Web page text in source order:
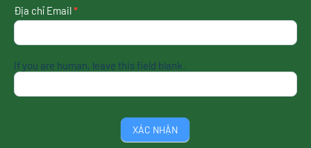
Địa chỉ Email*
If you are human, leave this field blank.
XÁC NHẬN